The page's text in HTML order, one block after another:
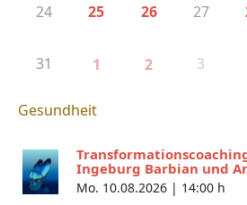
24 25 26 27
31 1 2 3
Gesundheit
Ingeburg Barbian und
Mo. 10.08.2026 | 14:00 h